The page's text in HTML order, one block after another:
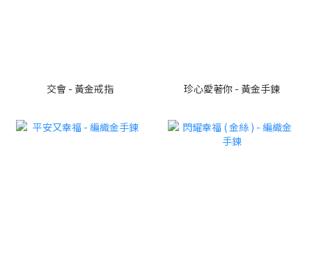
交會 - 黃金戒指 珍心愛著你 - 黃金手鍊